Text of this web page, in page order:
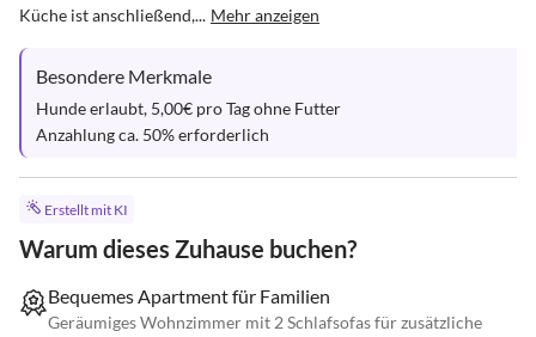
Küche ist anschließend,... Mehr anzeigen
Besondere Merkmale
Hunde erlaubt, 5,00€ pro Tag ohne Futter
Anzahlung ca. 50% erforderlich
Erstellt mit KI
Warum dieses Zuhause buchen?
Bequemes Apartment für Familien
Geräumiges Wohnzimmer mit 2 Schlafsofas für zusätzliche